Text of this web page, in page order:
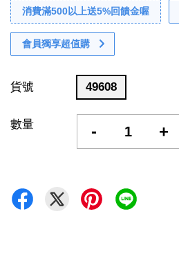
消費滿500以上送5%回饋金喔
會員獨享超值購
貨號 49608
數量 - +